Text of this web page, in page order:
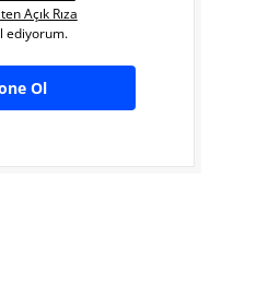
Açık Rıza
ediyorum.
Ol